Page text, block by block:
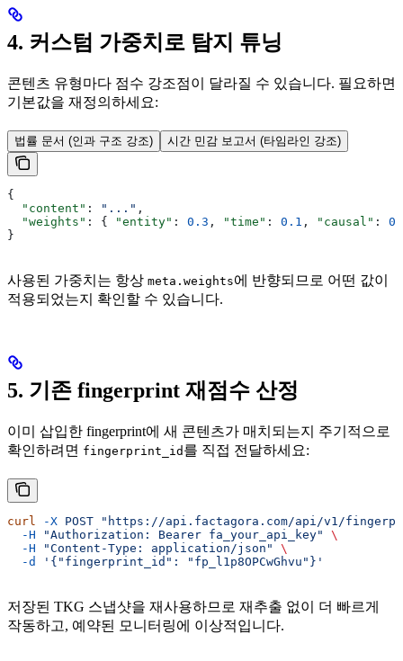
4. 커스텀 가중치로 탐지 튜닝
콘텐츠 유형마다 점수 강조점이 달라질 수 있습니다. 필요하면
기본값을 재정의하세요:
법률 문서 (인과 구조 강조) 시간 민감 보고서 (타임라인 강조)
{
  "content"
: "..." ,
  "weights"
: { "entity" : 0.3 , "time" : 0.1 , "causal" :
}
사용된 가중치는 항상 meta.weights에 반향되므로 어떤 값이
적용되었는지 확인할 수 있습니다.
5. 기존 fingerprint 재점수 산정
이미 삽입한 fingerprint에 새 콘텐츠가 매치되는지 주기적으로
확인하려면 fingerprint_id 를 직접 전달하세요:
curl -X POST "https://api.factagora.com/api/v1/
  -H
"Authorization: Bearer fa_your_api_key"
\
  -H
"Content-Type: application/json"
\
  -d
'{"fingerprint_id": "fp_l1p8OPCwGhvu"}'
저장된 TKG 스냅샷을 재사용하므로 재추출 없이 더 빠르게
작동하고, 예약된 모니터링에 이상적입니다.